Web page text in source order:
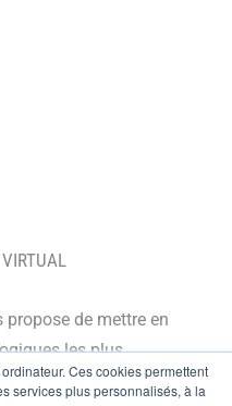
Ces cookies permettent
services plus personnalisés, à la
de mettre en
les plus
Orienté BtoB, le